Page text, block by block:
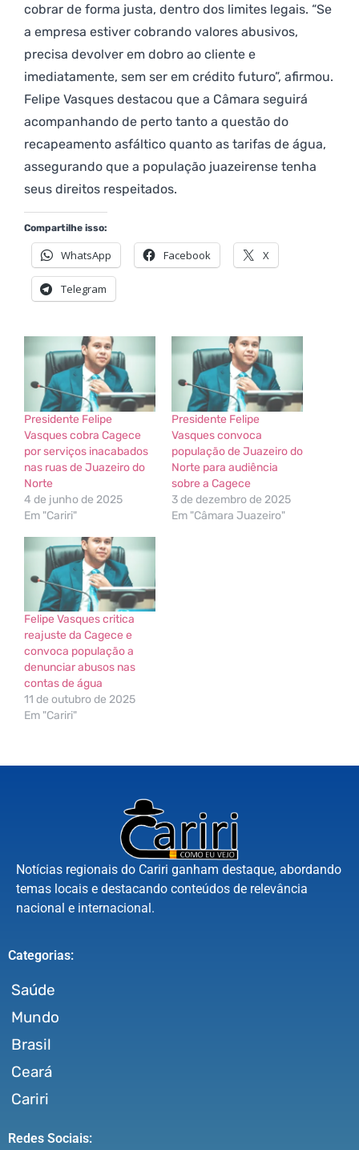
cobrar de forma justa, dentro dos limites legais. “Se
a empresa estiver cobrando valores abusivos,
precisa devolver em dobro ao cliente e
imediatamente, sem ser em crédito futuro”, afirmou.
Felipe Vasques destacou que a Câmara seguirá
acompanhando de perto tanto a questão do
recapeamento asfáltico quanto as tarifas de água,
assegurando que a população juazeirense tenha
seus direitos respeitados.
Compartilhe isso:
WhatsApp Facebook X
Telegram
Presidente Felipe
Vasques cobra Cagece
por serviços inacabados
nas ruas de Juazeiro do
Norte
4 de junho de 2025
Em "Cariri"
Presidente Felipe
Vasques convoca
população de Juazeiro do
Norte para audiência
sobre a Cagece
3 de dezembro de 2025
Em "Câmara Juazeiro"
Felipe Vasques critica
reajuste da Cagece e
convoca população a
denunciar abusos nas
contas de água
11 de outubro de 2025
Em "Cariri"
Notícias regionais do Cariri ganham destaque, abordando
temas locais e destacando conteúdos de relevância
nacional e internacional.
Categorias:
Saúde
Mundo
Brasil
Ceará
Cariri
Redes Sociais: